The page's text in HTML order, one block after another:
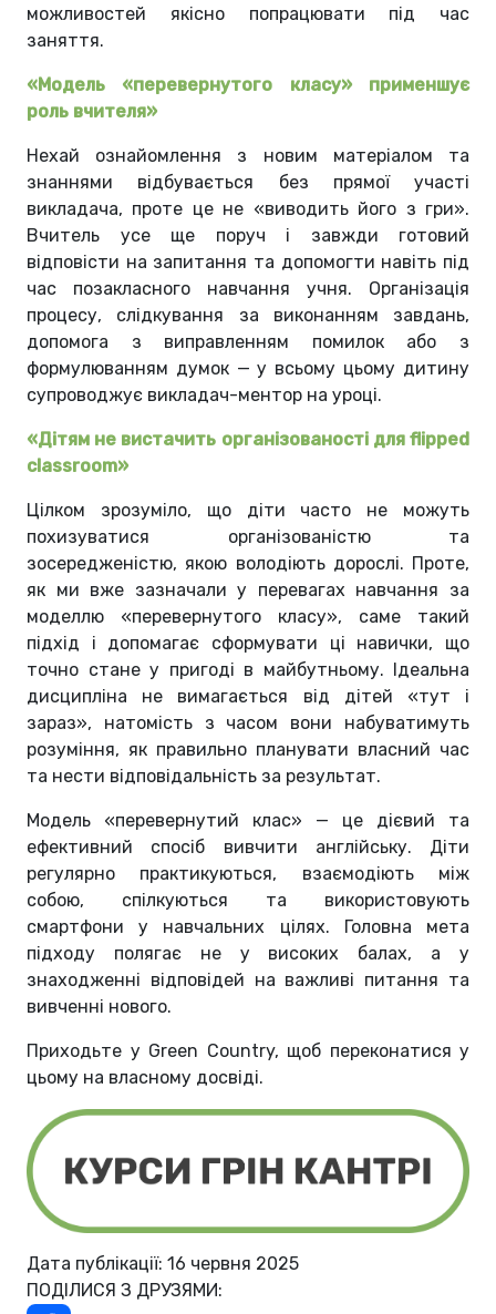
можливостей якісно попрацювати під час
заняття.
«Модель «перевернутого класу» применшує
роль вчителя»
Нехай ознайомлення з новим матеріалом та
знаннями відбувається без прямої участі
викладача, проте це не «виводить його з гри».
Вчитель усе ще поруч і завжди готовий
відповісти на запитання та допомогти навіть під
час позакласного навчання учня. Організація
процесу, слідкування за виконанням завдань,
допомога з виправленням помилок або з
формулюванням думок — у всьому цьому дитину
супроводжує викладач-ментор на уроці.
«Дітям не вистачить організованості для flipped
classroom»
Цілком зрозуміло, що діти часто не можуть
похизуватися організованістю та
зосередженістю, якою володіють дорослі. Проте,
як ми вже зазначали у перевагах навчання за
моделлю «перевернутого класу», саме такий
підхід і допомагає сформувати ці навички, що
точно стане у пригоді в майбутньому. Ідеальна
дисципліна не вимагається від дітей «тут і
зараз», натомість з часом вони набуватимуть
розуміння, як правильно планувати власний час
та нести відповідальність за результат.
Модель «перевернутий клас» — це дієвий та
ефективний спосіб вивчити англійську. Діти
регулярно практикуються, взаємодіють між
собою, спілкуються та використовують
смартфони у навчальних цілях. Головна мета
підходу полягає не у високих балах, а у
знаходженні відповідей на важливі питання та
вивченні нового.
Приходьте у Green Country, щоб переконатися у
цьому на власному досвіді.
Дата публікації: 16 червня 2025
ПОДІЛИСЯ З ДРУЗЯМИ: